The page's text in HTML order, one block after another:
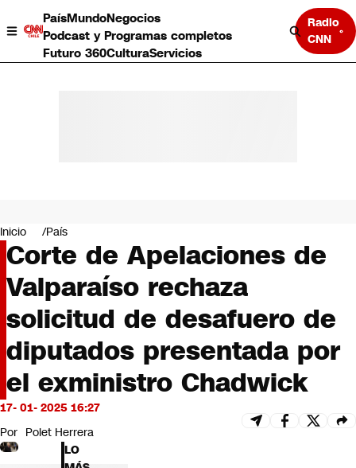
PaísMundoNegocios
Podcast y Programas completos
Futuro 360CulturaServicios
Radio
CNN
Negocios
Deportes
Programas completos
Cultura
Servicios
Bits
CNN tiempo
Futuro 360
Opinión
Inicio País
Corte de Apelaciones de
Valparaíso rechaza
solicitud de desafuero de
diputados presentada por
el exministro Chadwick
17- 01- 2025 16:27
Por Polet Herrera
LO